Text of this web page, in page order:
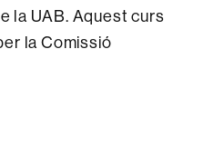
la UAB. Aquest curs
la Comissió